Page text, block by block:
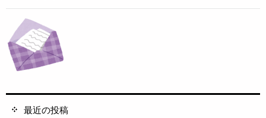
最近の投稿